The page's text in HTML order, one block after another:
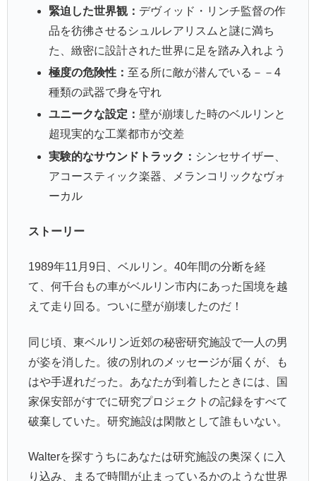
緊迫した世界観： デヴィッド・リンチ監督の作
品を彷彿させるシュルレアリスムと謎に満ち
た、緻密に設計された世界に足を踏み入れよう
極度の危険性： 至る所に敵が潜んでいる－－4
種類の武器で身を守れ
ユニークな設定： 壁が崩壊した時のベルリンと
超現実的な工業都市が交差
実験的なサウンドトラック： シンセサイザー、
アコースティック楽器、メランコリックなヴォ
ーカル
ストーリー
1989年11月9日、ベルリン。40年間の分断を経
て、何千台もの車がベルリン市内にあった国境を越
えて走り回る。ついに壁が崩壊したのだ！
同じ頃、東ベルリン近郊の秘密研究施設で一人の男
が姿を消した。彼の別れのメッセージが届くが、も
はや手遅れだった。あなたが到着したときには、国
家保安部がすでに研究プロジェクトの記録をすべて
破棄していた。研究施設は閑散として誰もいない。
Walterを探すうちにあなたは研究施設の奥深くに入
り込み、まるで時間が止まっているかのような世界